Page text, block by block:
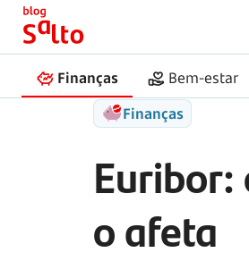
Finanças Bem-estar
Início
Finanças
Euribor:
o afeta